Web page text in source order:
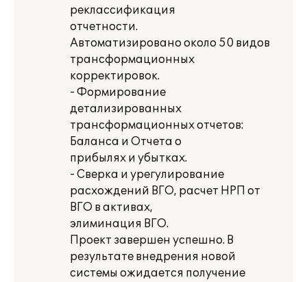
реклассификация
отчетности.
Автоматизировано около 50 видов
трансформационных
корректировок.
- Формирование
детализированных
трансформационных отчетов:
Баланса и Отчета о
прибылях и убытках.
- Сверка и урегулирование
расхождений ВГО, расчет НРП от
ВГО в активах,
элиминация ВГО.
Проект завершен успешно. В
результате внедрения новой
системы ожидается получение